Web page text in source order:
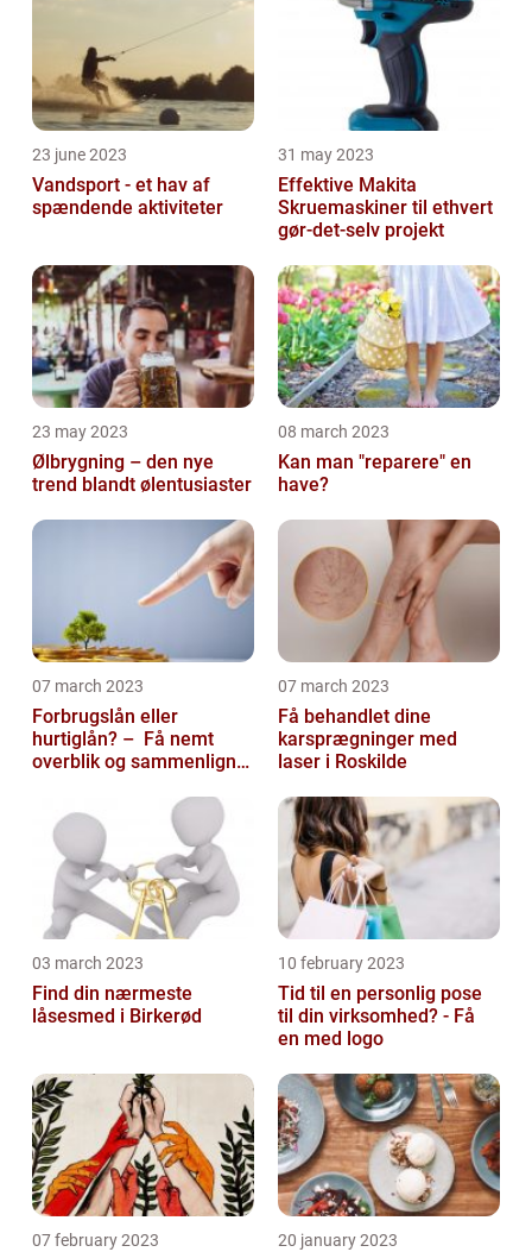
23 june 2023
Vandsport - et hav af
spændende aktiviteter
31 may 2023
Effektive Makita
Skruemaskiner til ethvert
gør-det-selv projekt
23 may 2023
Ølbrygning – den nye
trend blandt ølentusiaster
08 march 2023
Kan man "reparere" en
have?
07 march 2023
Forbrugslån eller
hurtiglån? – Få nemt
overblik og sammenlign
07 march 2023
Få behandlet dine
karsprægninger med
laser i Roskilde
03 march 2023
Find din nærmeste
låsesmed i Birkerød
10 february 2023
Tid til en personlig pose
til din virksomhed? - Få
en med logo
07 february 2023 20 january 2023